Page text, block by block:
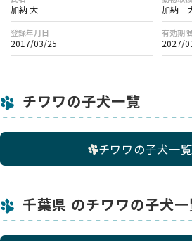
はお断りする場合もございます。
【オンライン見学時の注意事項】
・オンライン見学後、予約を希望され
加納 大 加納
登録年月日
2017/03/25
有効期限
2027/
チワワの子犬一覧
チワワの子犬一
千葉県 のチワワの子犬